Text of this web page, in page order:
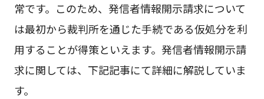
常です。このため、発信者情報開示請求について
は最初から裁判所を通じた手続である仮処分を利
用することが得策といえます。発信者情報開示請
求に関しては、下記記事にて詳細に解説していま
す。